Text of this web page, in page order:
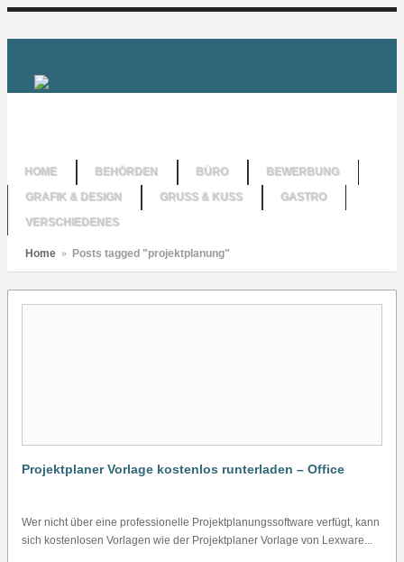
HOME BEHÖRDEN BÜRO
BEWERBUNG
GRAFIK & DESIGN
GRUSS & KUSS
GASTRO
VERSCHIEDENES
Home » Posts tagged "projektplanung"
Projektplaner Vorlage kostenlos runterladen – Office
Wer nicht über eine professionelle Projektplanungssoftware verfügt, kann
sich kostenlosen Vorlagen wie der Projektplaner Vorlage von Lexware...